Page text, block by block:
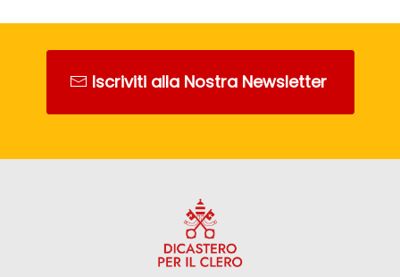
Iscriviti alla Nostra Newsletter